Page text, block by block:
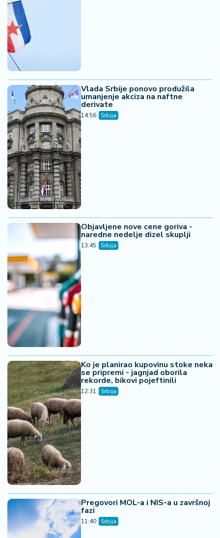
Vlada Srbije ponovo produžila
umanjenje akciza na naftne
derivate
14:56 Srbija
Objavljene nove cene goriva -
naredne nedelje dizel skuplji
13:45 Srbija
Ko je planirao kupovinu stoke neka
se pripremi - jagnjad oborila
rekorde, bikovi pojeftinili
12:31 Srbija
Pregovori MOL-a i NIS-a u završnoj
fazi
11:40 Srbija